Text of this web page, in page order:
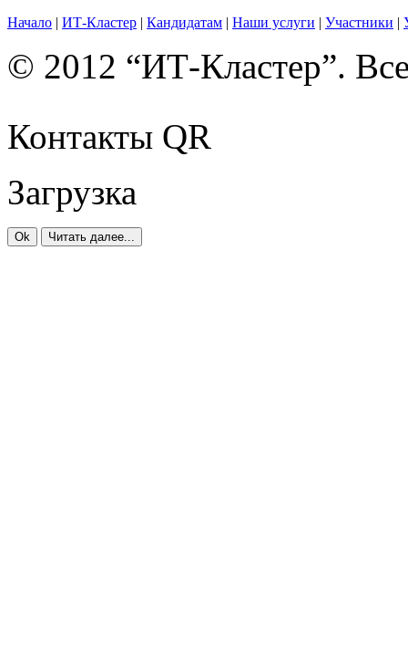
Начало | ИТ-Кластер | Кандидатам | Наши услуги | Участники |
© 2012 “ИТ-Кластер”.
Контакты QR
Загрузка